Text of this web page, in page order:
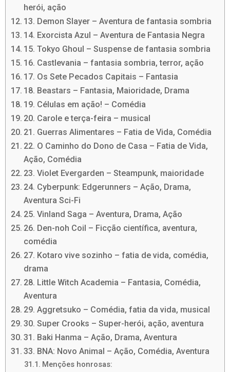
herói, ação
13. Demon Slayer – Aventura de fantasia sombria
14. Exorcista Azul – Aventura de Fantasia Negra
15. Tokyo Ghoul – Suspense de fantasia sombria
16. Castlevania – fantasia sombria, terror, ação
17. Os Sete Pecados Capitais – Fantasia
18. Beastars – Fantasia, Maioridade, Drama
19. Células em ação! – Comédia
20. Carole e terça-feira – musical
21. Guerras Alimentares – Fatia de Vida, Comédia
22. O Caminho do Dono de Casa – Fatia de Vida,
Ação, Comédia
23. Violet Evergarden – Steampunk, maioridade
24. Cyberpunk: Edgerunners – Ação, Drama,
Aventura Sci-Fi
25. Vinland Saga – Aventura, Drama, Ação
26. Den-noh Coil – Ficção científica, aventura,
comédia
27. Kotaro vive sozinho – fatia de vida, comédia,
drama
28. Little Witch Academia – Fantasia, Comédia,
Aventura
29. Aggretsuko – Comédia, fatia da vida, musical
30. Super Crooks – Super-herói, ação, aventura
31. Baki Hanma – Ação, Drama, Aventura
33. BNA: Novo Animal – Ação, Comédia, Aventura
Menções honrosas: